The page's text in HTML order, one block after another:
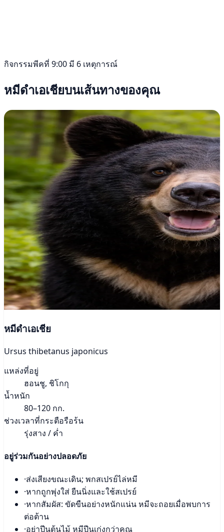
กิจกรรมพีคที่ 9:00 มี 6 เหตุการณ์
หมีดำเอเชียบนเส้นทางของคุณ
หมีดำเอเชีย
Ursus thibetanus japonicus
แหล่งที่อยู่
ฮอนชู, ชิโกกุ
น้ำหนัก
80–120 กก.
ช่วงเวลาที่กระตือรือร้น
รุ่งสาง / ค่ำ
อยู่ร่วมกันอย่างปลอดภัย
·ส่งเสียงขณะเดิน; พกสเปรย์ไล่หมี
·หากถูกพุ่งใส่ ยืนนิ่งและใช้สเปรย์
·หากสัมผัส: ขัดขืนอย่างหนักแน่น หมีจะถอยเมื่อพบการ
ต่อต้าน
·อย่าปีนต้นไม้ หมีปีนเก่งกว่าคุณ